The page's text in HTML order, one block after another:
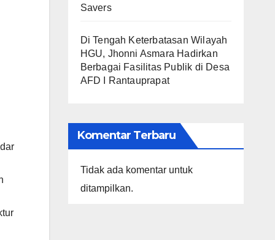
Savers
Di Tengah Keterbatasan Wilayah
HGU, Jhonni Asmara Hadirkan
Berbagai Fasilitas Publik di Desa
AFD I Rantauprapat
Komentar Terbaru
Tidak ada komentar untuk
ditampilkan.